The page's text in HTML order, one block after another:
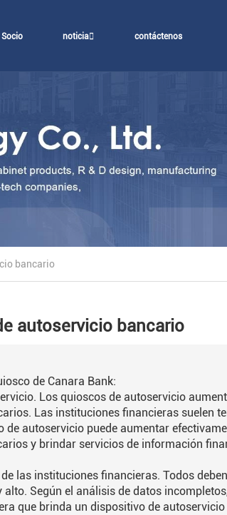
Socio noticia contáctenos
bancario
autoservicio bancario
de Canara Bank:
Los quioscos de autoservicio
Las instituciones financieras suelen
de autoservicio puede aumentar
y brindar servicios de información
las instituciones financieras. Todos
Según el análisis de datos
que brinda un dispositivo de